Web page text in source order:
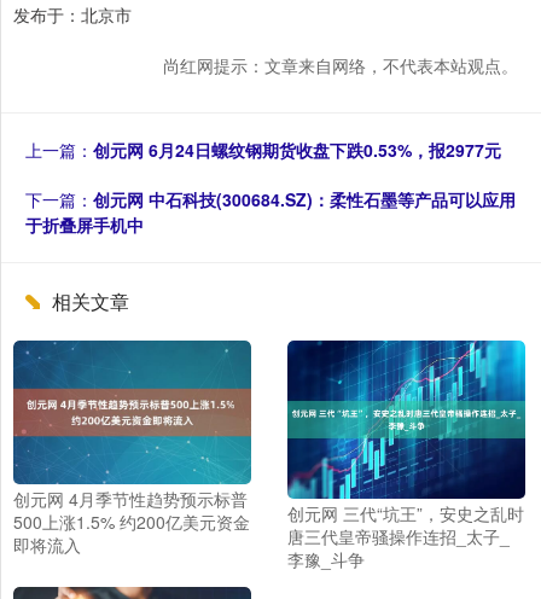
发布于：北京市
尚红网提示：文章来自网络，不代表本站观点。
上一篇： 创元网 6月24日螺纹钢期货收盘下跌0.53%，报2977元
下一篇： 创元网 中石科技(300684.SZ)：柔性石墨等产品可以应用
于折叠屏手机中
相关文章
创元网 4月季节性趋势预示标普
500上涨1.5% 约200亿美元资金
即将流入
创元网 三代“坑王”，安史之乱时
唐三代皇帝骚操作连招_太子_
李豫_斗争